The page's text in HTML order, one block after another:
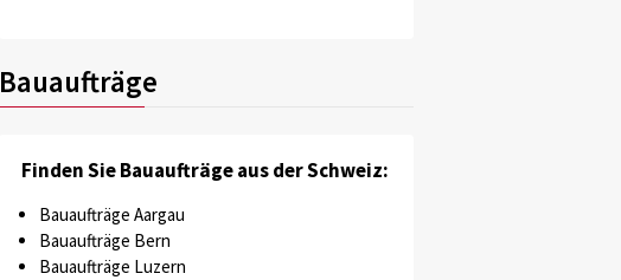
Bauaufträge
Finden Sie Bauaufträge aus der Schweiz:
Bauaufträge Aargau
Bauaufträge Bern
Bauaufträge Luzern